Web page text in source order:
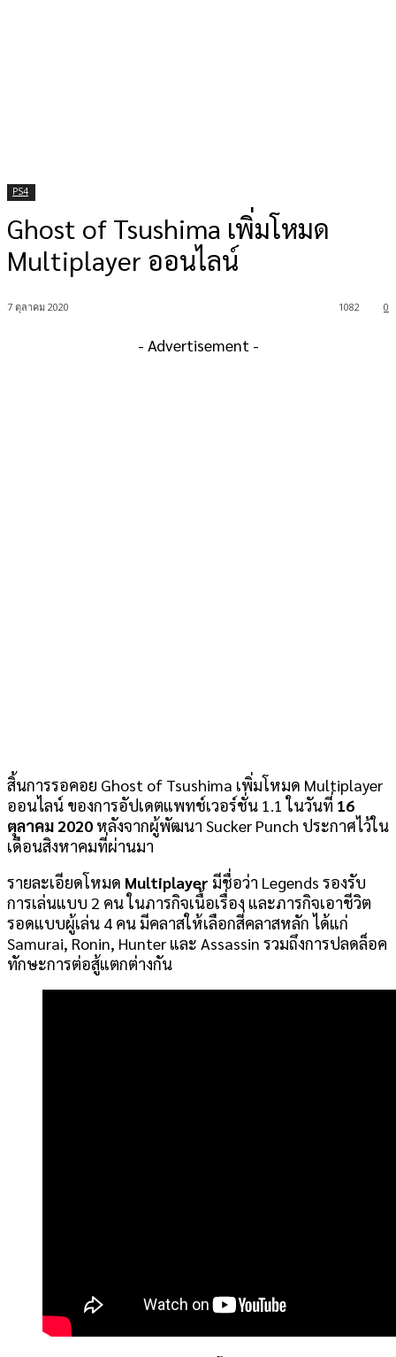
PS4
Ghost of Tsushima เพิ่มโหมด
Multiplayer ออนไลน์
7 ตุลาคม 2020 0
1082
- Advertisement -
สิ้นการรอคอย Ghost of Tsushima เพิ่มโหมด Multiplayer
ออนไลน์ ของการอัปเดตแพทช์เวอร์ชั่น 1.1 ในวันที่ 16
ตุลาคม 2020 หลังจากผู้พัฒนา Sucker Punch ประกาศไว้ใน
เดือนสิงหาคมที่ผ่านมา
รายละเอียดโหมด Multiplayer มีชื่อว่า Legends รองรับ
การเล่นแบบ 2 คน ในภารกิจเนื้อเรื่อง และภารกิจเอาชีวิต
รอดแบบผู้เล่น 4 คน มีคลาสให้เลือกสี่คลาสหลัก ได้แก่
Samurai, Ronin, Hunter และ Assassin รวมถึงการปลดล็อค
ทักษะการต่อสู้แตกต่างกัน